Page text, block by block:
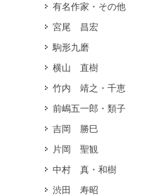
有名作家・その他
宮尾 昌宏
駒形九磨
横山 直樹
竹内 靖之・千恵
前嶋五一郎・類子
吉岡 勝巳
片岡 聖観
中村 真・和樹
渋田 寿昭